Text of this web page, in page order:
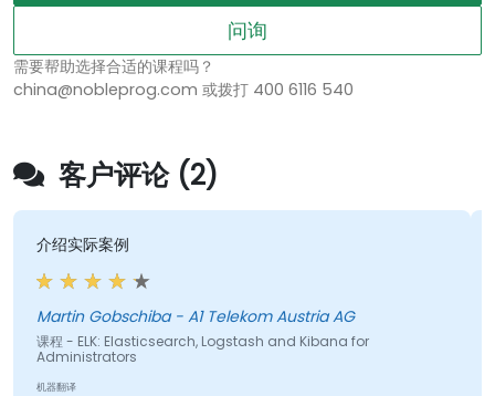
问询
需要帮助选择合适的课程吗？
china@nobleprog.com 或拨打 400 6116 540
客户评论 (2)
介绍实际案例
Martin Gobschiba - A1 Telekom Austria AG
课程 - ELK: Elasticsearch, Logstash and Kibana for
Administrators
机器翻译